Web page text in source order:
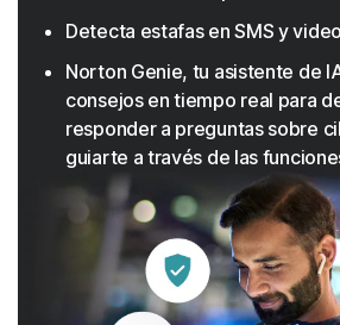
Detecta estafas en SMS y
Norton Genie, tu asistente de
consejos en tiempo real para
responder a preguntas sobre
guiarte a través de las